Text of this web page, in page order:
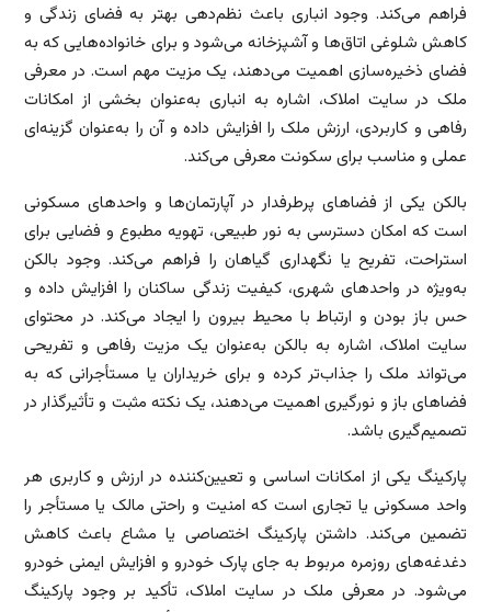
فراهم می‌کند. وجود انباری باعث نظم‌دهی بهتر به فضای زندگی و
کاهش شلوغی اتاق‌ها و آشپزخانه می‌شود و برای خانواده‌هایی که به
فضای ذخیره‌سازی اهمیت می‌دهند، یک مزیت مهم است. در معرفی
ملک در سایت املاک، اشاره به انباری به‌عنوان بخشی از امکانات
رفاهی و کاربردی، ارزش ملک را افزایش داده و آن را به‌عنوان گزینه‌ای
عملی و مناسب برای سکونت معرفی می‌کند.
بالکن یکی از فضاهای پرطرفدار در آپارتمان‌ها و واحدهای مسکونی
است که امکان دسترسی به نور طبیعی، تهویه مطبوع و فضایی برای
استراحت، تفریح یا نگهداری گیاهان را فراهم می‌کند. وجود بالکن
به‌ویژه در واحدهای شهری، کیفیت زندگی ساکنان را افزایش داده و
حس باز بودن و ارتباط با محیط بیرون را ایجاد می‌کند. در محتوای
سایت املاک، اشاره به بالکن به‌عنوان یک مزیت رفاهی و تفریحی
می‌تواند ملک را جذاب‌تر کرده و برای خریداران یا مستأجرانی که به
فضاهای باز و نورگیری اهمیت می‌دهند، یک نکته مثبت و تأثیرگذار در
تصمیم‌گیری باشد.
پارکینگ یکی از امکانات اساسی و تعیین‌کننده در ارزش و کاربری هر
واحد مسکونی یا تجاری است که امنیت و راحتی مالک یا مستأجر را
تضمین می‌کند. داشتن پارکینگ اختصاصی یا مشاع باعث کاهش
دغدغه‌های روزمره مربوط به جای پارک خودرو و افزایش ایمنی خودرو
می‌شود. در معرفی ملک در سایت املاک، تأکید بر وجود پارکینگ